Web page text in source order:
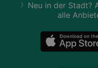
Neu in der Stadt?
alle